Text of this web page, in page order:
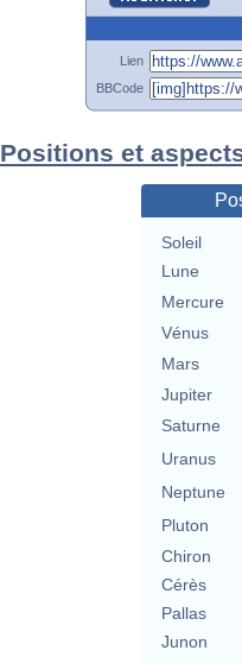
Lien
BBCode
Positions et
Soleil
Lune
Mercure
Vénus
Mars
Jupiter
Saturne
Uranus
Neptune
Pluton
Chiron
Cérès
Pallas
Junon